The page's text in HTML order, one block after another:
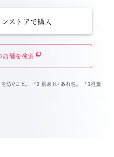
ストアで購入
店舗を検索
を防ぐこと。 *2 肌あれ・あれ性。 *3推奨